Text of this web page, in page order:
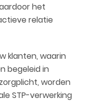
het
relatie
klanten, waarin
begeleid in
worden
STP-verwerking